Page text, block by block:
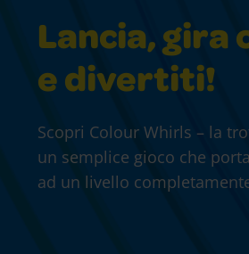
Lancia, gira
e divertiti!
Scopri Colour Whirls – la
un semplice gioco che
ad un livello